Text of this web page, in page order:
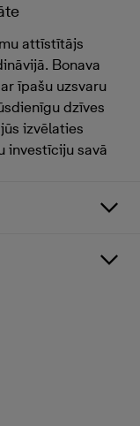
attīstītājs
Bonava
īpašu uzsvaru
dzīves
izvēlaties
investīciju savā